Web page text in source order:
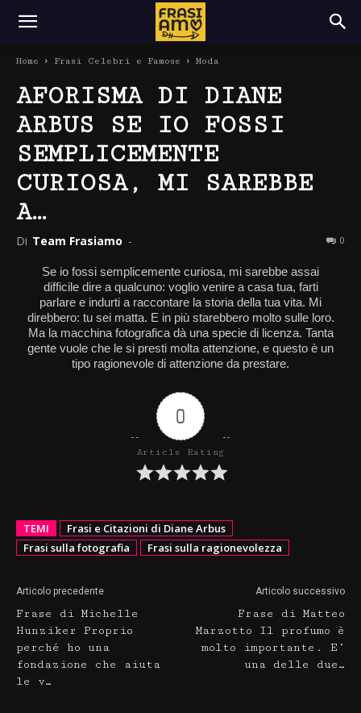
Home Frasi Celebri e Famose Moda
AFORISMA DI DIANE
ARBUS SE IO FOSSI
SEMPLICEMENTE
CURIOSA, MI SAREBBE
A…
Di Team Frasiamo - 0
Se io fossi semplicemente curiosa, mi sarebbe assai
difficile dire a qualcuno: voglio venire a casa tua, farti
parlare e indurti a raccontare la storia della tua vita. Mi
direbbero: tu sei matta. E in più starebbero molto sulle loro.
Ma la macchina fotografica dà una specie di licenza. Tanta
gente vuole che le si presti molta attenzione, e questo è un
tipo ragionevole di attenzione da prestare.
0
Article Rating
TEMI
Frasi e Citazioni di Diane Arbus
Frasi sulla fotografia
Frasi sulla ragionevolezza
Articolo precedente
Frase di Michelle
Hunziker Proprio
perché ho una
fondazione che aiuta
le v…
Articolo successivo
Frase di Matteo
Marzotto Il profumo è
molto importante. E’
una delle due…